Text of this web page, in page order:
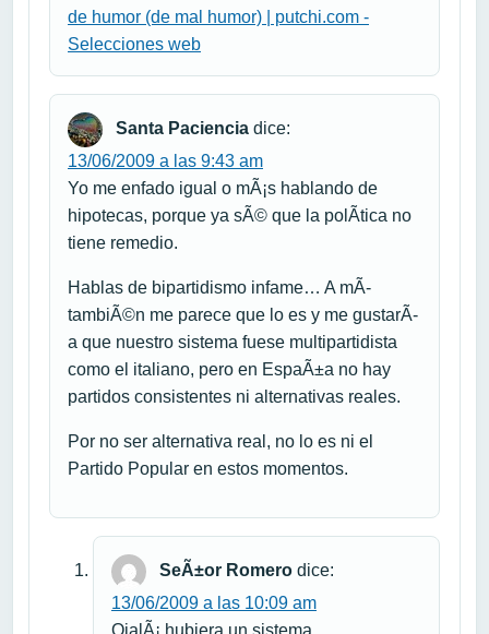
de humor (de mal humor) | putchi.com -
Selecciones web
Santa Paciencia dice:
13/06/2009 a las 9:43 am
Yo me enfado igual o mÃ¡s hablando de
hipotecas, porque ya sÃ© que la polÃ­tica no
tiene remedio.
Hablas de bipartidismo infame… A mÃ­
tambiÃ©n me parece que lo es y me gustarÃ­
a que nuestro sistema fuese multipartidista
como el italiano, pero en EspaÃ±a no hay
partidos consistentes ni alternativas reales.
Por no ser alternativa real, no lo es ni el
Partido Popular en estos momentos.
SeÃ±or Romero dice:
13/06/2009 a las 10:09 am
OjalÃ¡ hubiera un sistema